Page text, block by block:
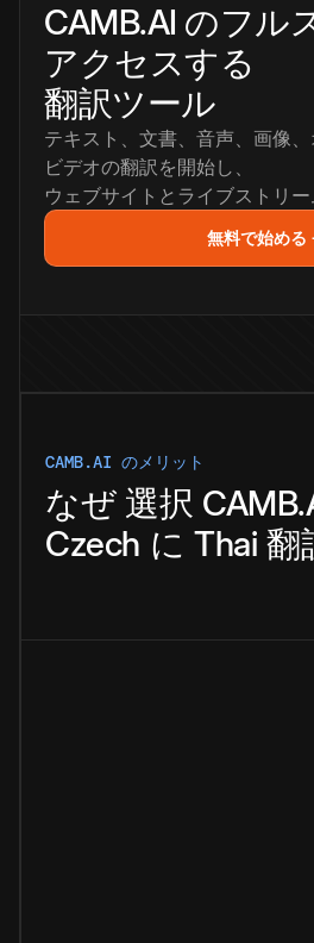
CAMB.AI のフル
アクセスする
翻訳ツール
テキスト、文書、音声、画像、
ビデオの翻訳を開始し、
ウェブサイトとライブストリー
無料で始める
CAMB.AI のメリット
なぜ 選択
Czech に Thai 翻